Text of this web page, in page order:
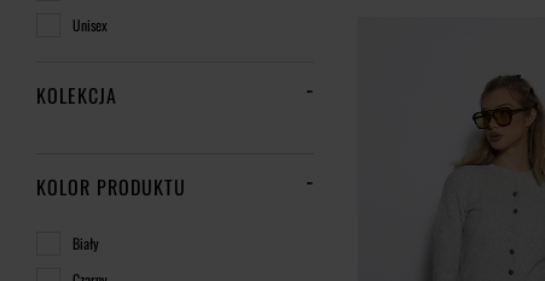
Unisex
KOLEKCJA
KOLOR PRODUKTU
Biały